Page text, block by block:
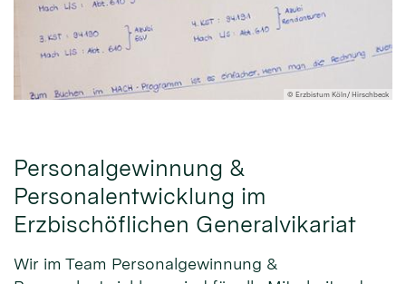
© Erzbistum Köln/ Hirschbeck
Personalgewinnung &
Personalentwicklung im
Erzbischöflichen Generalvikariat
Wir im Team Personalgewinnung &